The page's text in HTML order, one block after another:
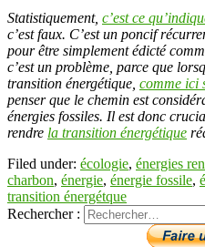
Link
Partager
Statistiquement, c’est ce
c’est faux. C’est un poncif
pour être simplement édicté
c’est un problème, parce que
transition énergétique, comme ici
penser que le chemin est
énergies fossiles. Il est donc
rendre la transition énergétique
Filed under: écologie, énergies
charbon, énergie, énergie fossile,
transition énergétque
Rechercher :